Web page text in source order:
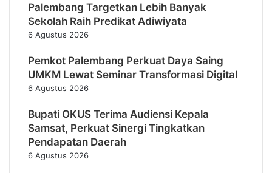
Palembang Targetkan Lebih Banyak
Sekolah Raih Predikat Adiwiyata
6 Agustus 2026
Pemkot Palembang Perkuat Daya Saing
UMKM Lewat Seminar Transformasi Digital
6 Agustus 2026
Bupati OKUS Terima Audiensi Kepala
Samsat, Perkuat Sinergi Tingkatkan
Pendapatan Daerah
6 Agustus 2026